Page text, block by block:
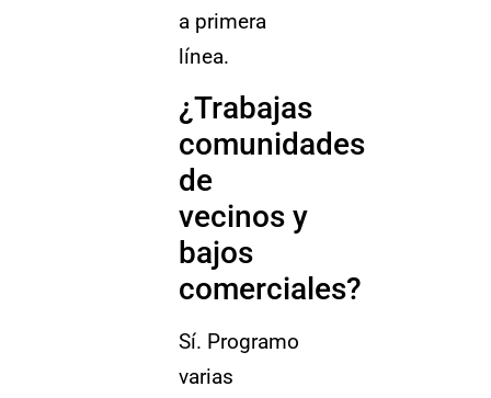
a primera
línea.
¿Trabajas
comunidades
de
vecinos y
bajos
comerciales?
Sí. Programo
varias